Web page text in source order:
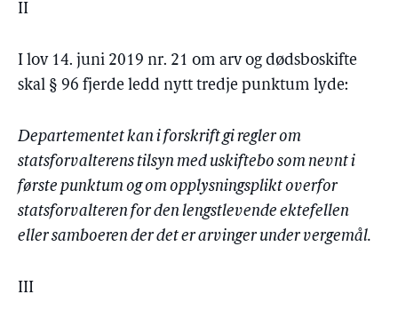
II
I lov 14. juni 2019 nr. 21 om arv og dødsboskifte
skal § 96 fjerde ledd nytt tredje punktum lyde:
Departementet kan i forskrift gi regler om
statsforvalterens tilsyn med uskiftebo som nevnt i
første punktum og om opplysningsplikt overfor
statsforvalteren for den lengstlevende ektefellen
eller samboeren der det er arvinger under vergemål.
III